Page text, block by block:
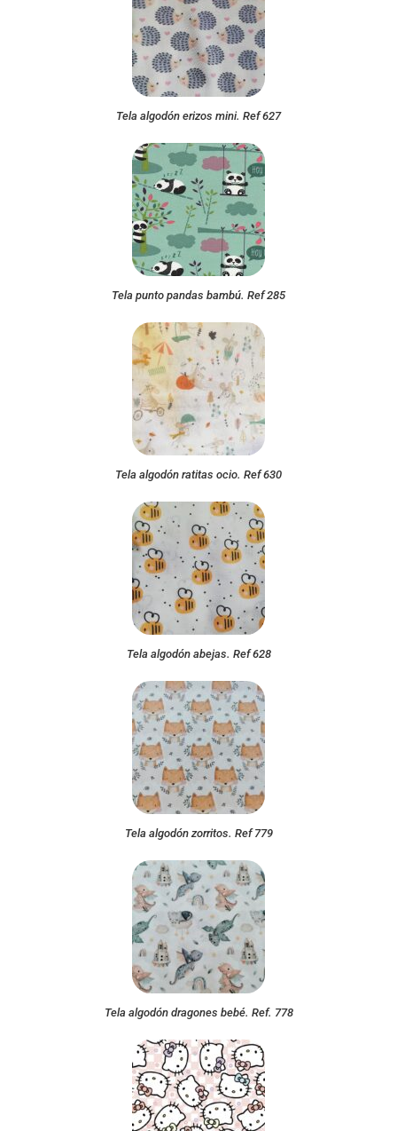
Tela algodón erizos mini. Ref 627
Tela punto pandas bambú. Ref 285
Tela algodón ratitas ocio. Ref 630
Tela algodón abejas. Ref 628
Tela algodón zorritos. Ref 779
Tela algodón dragones bebé. Ref. 778